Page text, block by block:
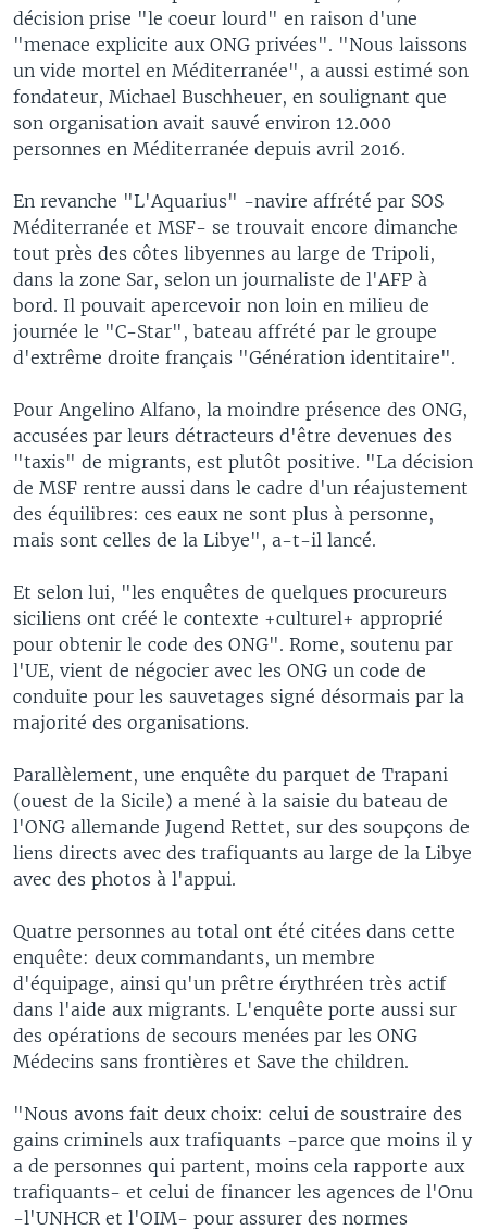
décision prise "le coeur lourd" en raison d'une
"menace explicite aux ONG privées". "Nous laissons
un vide mortel en Méditerranée", a aussi estimé son
fondateur, Michael Buschheuer, en soulignant que
son organisation avait sauvé environ 12.000
personnes en Méditerranée depuis avril 2016.
En revanche "L'Aquarius" -navire affrété par SOS
Méditerranée et MSF- se trouvait encore dimanche
tout près des côtes libyennes au large de Tripoli,
dans la zone Sar, selon un journaliste de l'AFP à
bord. Il pouvait apercevoir non loin en milieu de
journée le "C-Star", bateau affrété par le groupe
d'extrême droite français "Génération identitaire".
Pour Angelino Alfano, la moindre présence des ONG,
accusées par leurs détracteurs d'être devenues des
"taxis" de migrants, est plutôt positive. "La décision
de MSF rentre aussi dans le cadre d'un réajustement
des équilibres: ces eaux ne sont plus à personne,
mais sont celles de la Libye", a-t-il lancé.
Et selon lui, "les enquêtes de quelques procureurs
siciliens ont créé le contexte +culturel+ approprié
pour obtenir le code des ONG". Rome, soutenu par
l'UE, vient de négocier avec les ONG un code de
conduite pour les sauvetages signé désormais par la
majorité des organisations.
Parallèlement, une enquête du parquet de Trapani
(ouest de la Sicile) a mené à la saisie du bateau de
l'ONG allemande Jugend Rettet, sur des soupçons de
liens directs avec des trafiquants au large de la Libye
avec des photos à l'appui.
Quatre personnes au total ont été citées dans cette
enquête: deux commandants, un membre
d'équipage, ainsi qu'un prêtre érythréen très actif
dans l'aide aux migrants. L'enquête porte aussi sur
des opérations de secours menées par les ONG
Médecins sans frontières et Save the children.
"Nous avons fait deux choix: celui de soustraire des
gains criminels aux trafiquants -parce que moins il y
a de personnes qui partent, moins cela rapporte aux
trafiquants- et celui de financer les agences de l'Onu
-l'UNHCR et l'OIM- pour assurer des normes